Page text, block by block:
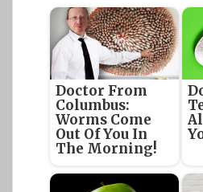
Doctor From
Columbus:
Worms Come
Out Of You In
The Morning!